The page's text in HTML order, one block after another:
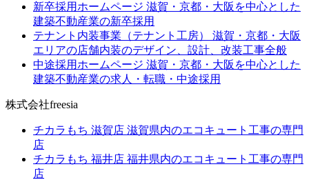
新卒採用ホームページ 滋賀・京都・大阪を中心とした
建築不動産業の新卒採用
テナント内装事業（テナント工房）
滋賀・京都・大阪
エリアの店舗内装のデザイン、設計、改装工事全般
中途採用ホームページ 滋賀・京都・大阪を中心とした
建築不動産業の求人・転職・中途採用
株式会社freesia
チカラもち 滋賀店 滋賀県内のエコキュート工事の専門
店
チカラもち 福井店 福井県内のエコキュート工事の専門
店